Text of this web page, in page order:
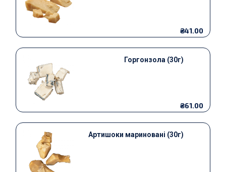
₴41.00
Горгонзола (30г)
₴61.00
Артишоки мариновані (30г)